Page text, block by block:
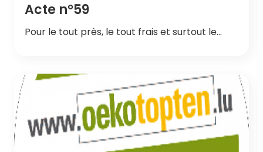
Acte n°59
Pour le tout près, le tout frais et surtout le…